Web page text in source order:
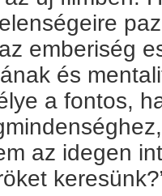
emberiség
és
a fontos,
az idegen